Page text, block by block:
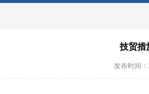
技贸措
发布时间：